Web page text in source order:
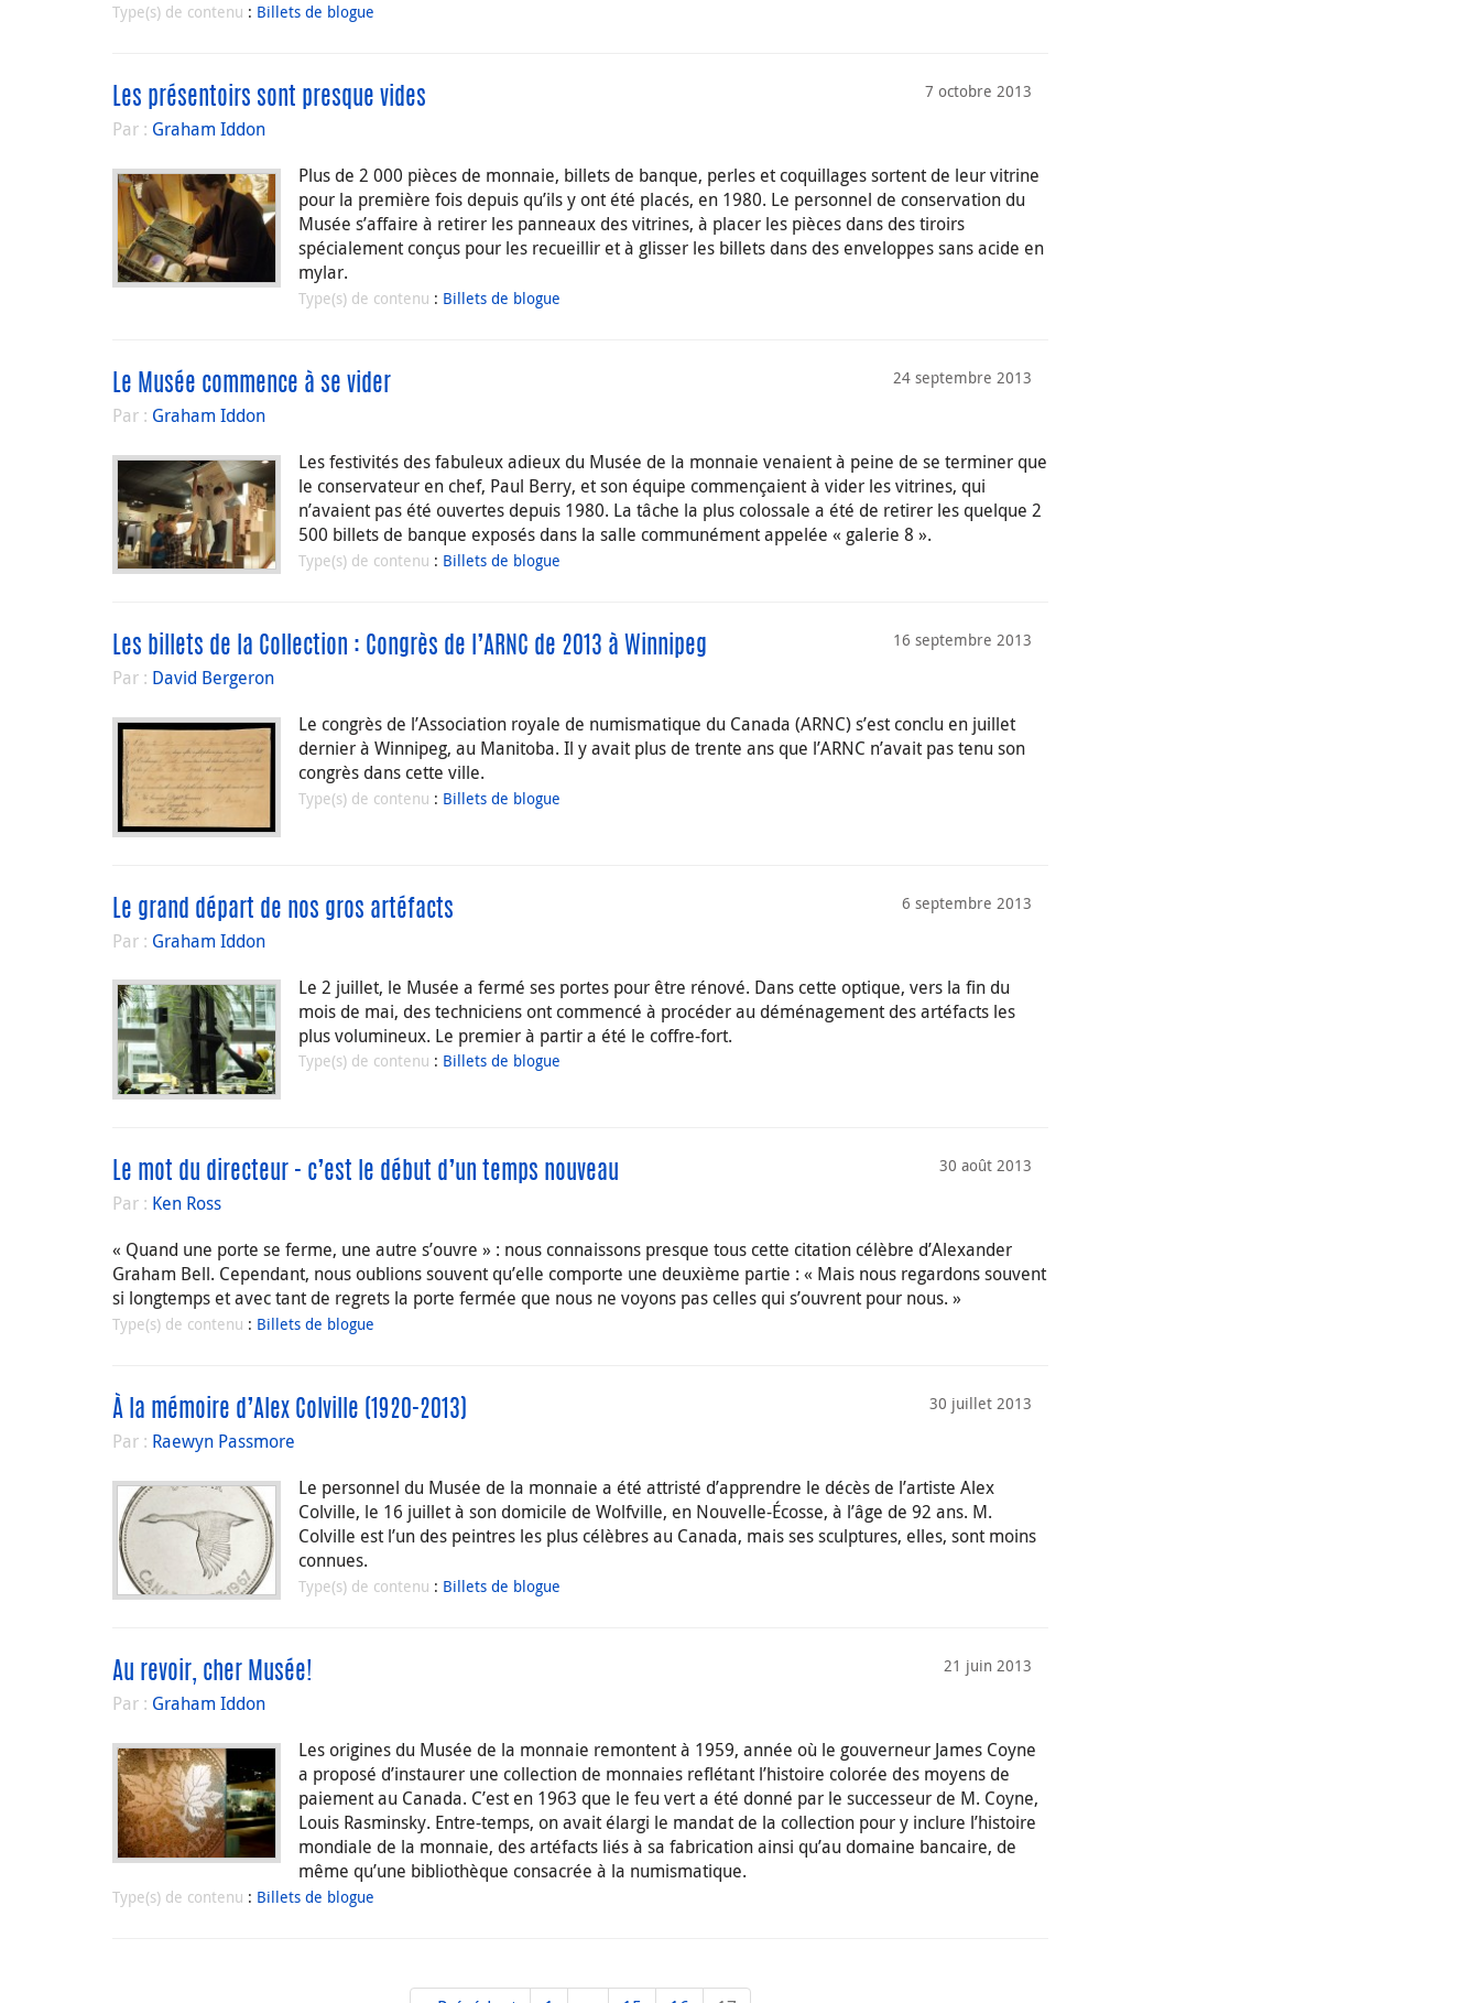
Type(s) de contenu : Billets de blogue
7 octobre 2013
Les présentoirs sont presque vides
Par : Graham Iddon
Plus de 2 000 pièces de monnaie, billets de banque, perles et coquillages sortent de leur vitrine
pour la première fois depuis qu’ils y ont été placés, en 1980. Le personnel de conservation du
Musée s’affaire à retirer les panneaux des vitrines, à placer les pièces dans des tiroirs
spécialement conçus pour les recueillir et à glisser les billets dans des enveloppes sans acide en
mylar.
Type(s) de contenu : Billets de blogue
24 septembre 2013
Le Musée commence à se vider
Par : Graham Iddon
Les festivités des fabuleux adieux du Musée de la monnaie venaient à peine de se terminer que
le conservateur en chef, Paul Berry, et son équipe commençaient à vider les vitrines, qui
n’avaient pas été ouvertes depuis 1980. La tâche la plus colossale a été de retirer les quelque 2
500 billets de banque exposés dans la salle communément appelée « galerie 8 ».
Type(s) de contenu : Billets de blogue
16 septembre 2013
Les billets de la Collection : Congrès de l’ARNC de 2013 à Winnipeg
Par : David Bergeron
Le congrès de l’Association royale de numismatique du Canada (ARNC) s’est conclu en juillet
dernier à Winnipeg, au Manitoba. Il y avait plus de trente ans que l’ARNC n’avait pas tenu son
congrès dans cette ville.
Type(s) de contenu : Billets de blogue
6 septembre 2013
Le grand départ de nos gros artéfacts
Par : Graham Iddon
Le 2 juillet, le Musée a fermé ses portes pour être rénové. Dans cette optique, vers la fin du
mois de mai, des techniciens ont commencé à procéder au déménagement des artéfacts les
plus volumineux. Le premier à partir a été le coffre-fort.
Type(s) de contenu : Billets de blogue
30 août 2013
Le mot du directeur - c’est le début d’un temps nouveau
Par : Ken Ross
« Quand une porte se ferme, une autre s’ouvre » : nous connaissons presque tous cette citation célèbre d’Alexander
Graham Bell. Cependant, nous oublions souvent qu’elle comporte une deuxième partie : « Mais nous regardons souvent
si longtemps et avec tant de regrets la porte fermée que nous ne voyons pas celles qui s’ouvrent pour nous. »
Type(s) de contenu : Billets de blogue
30 juillet 2013
À la mémoire d’Alex Colville (1920-2013)
Par : Raewyn Passmore
Le personnel du Musée de la monnaie a été attristé d’apprendre le décès de l’artiste Alex
Colville, le 16 juillet à son domicile de Wolfville, en Nouvelle-Écosse, à l’âge de 92 ans. M.
Colville est l’un des peintres les plus célèbres au Canada, mais ses sculptures, elles, sont moins
connues.
Type(s) de contenu : Billets de blogue
21 juin 2013
Au revoir, cher Musée!
Par : Graham Iddon
Les origines du Musée de la monnaie remontent à 1959, année où le gouverneur James Coyne
a proposé d’instaurer une collection de monnaies reflétant l’histoire colorée des moyens de
paiement au Canada. C’est en 1963 que le feu vert a été donné par le successeur de M. Coyne,
Louis Rasminsky. Entre-temps, on avait élargi le mandat de la collection pour y inclure l’histoire
mondiale de la monnaie, des artéfacts liés à sa fabrication ainsi qu’au domaine bancaire, de
même qu’une bibliothèque consacrée à la numismatique.
Type(s) de contenu : Billets de blogue